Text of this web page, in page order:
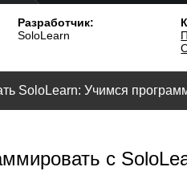
Разработчик:
SoloLearn
SoloLearn: Учимся
с